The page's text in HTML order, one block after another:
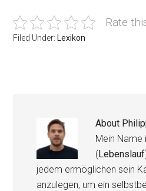
Rate
Filed Under: Lexikon
About
Mein Name
(Lebenslauf
jedem ermöglichen sein
anzulegen, um ein